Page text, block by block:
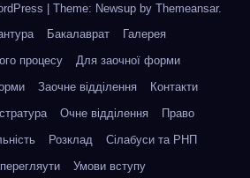
| Theme: Newsup by Themeansar.
Бакалаврат
Галерея
процесу
Для заочної форми
Заочне відділення
Контакти
Очне відділення
Право
Розклад
Сілабуси та РНП
Умови вступу